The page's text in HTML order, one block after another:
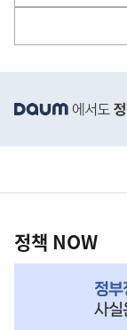
단
영
책
NOW,
정책 NOW